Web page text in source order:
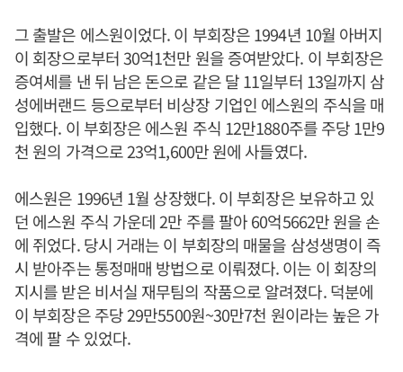
그 출발은 에스원이었다. 이 부회장은 1994년 10월 아버지
이 회장으로부터 30억1천만 원을 증여받았다. 이 부회장은
증여세를 낸 뒤 남은 돈으로 같은 달 11일부터 13일까지 삼
성에버랜드 등으로부터 비상장 기업인 에스원의 주식을 매
입했다. 이 부회장은 에스원 주식 12만1880주를 주당 1만9
천 원의 가격으로 23억1,600만 원에 사들였다.
에스원은 1996년 1월 상장했다. 이 부회장은 보유하고 있
던 에스원 주식 가운데 2만 주를 팔아 60억5662만 원을 손
에 쥐었다. 당시 거래는 이 부회장의 매물을 삼성생명이 즉
시 받아주는 통정매매 방법으로 이뤄졌다. 이는 이 회장의
지시를 받은 비서실 재무팀의 작품으로 알려졌다. 덕분에
이 부회장은 주당 29만5500원~30만7천 원이라는 높은 가
격에 팔 수 있었다.